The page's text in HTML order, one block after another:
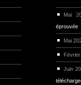
Mai
éprouvée
Mai
Juin